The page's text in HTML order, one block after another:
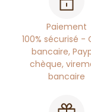
Paiement
100% sécurisé -
bancaire,
chèque,
bancaire